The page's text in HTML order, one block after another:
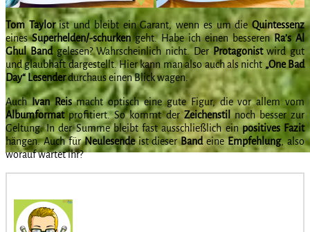
Tom Taylorist und bleibt ein Garant, wenn es um dieQuintessenz
einesSuperhelden/-schurken geht. Habe ich einen besserenRa’s Al
Ghul Bandgelesen? Wahrscheinlich nicht. Der Protagonistwird gut
und glaubhaft dargestellt. Hier kann man also auch als nicht „One Bad
Day“ Lesenderdurchaus einen Blick wagen.
AuchIvan Reismacht optisch eine gute Figur, die vor allem vom
Albumformatprofitiert. So kommt derZeichenstil noch besser zur
Geltung. In der Summe bleibt fast ausschließlich einpositives Fazit
hängen. Auch fürNeulesendeist dieserBandeineEmpfehlung, also
worauf wartet ihr?